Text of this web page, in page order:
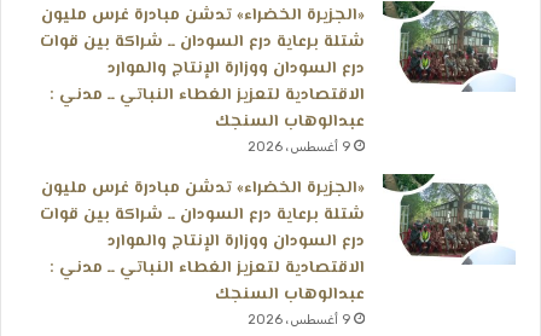
«الجزيرة الخضراء» تدشن مبادرة غرس مليون
شتلة برعاية درع السودان ــ شراكة بين قوات
درع السودان ووزارة الإنتاج والموارد
الاقتصادية لتعزيز الغطاء النباتي ــ مدني :
عبدالوهاب السنجك
9 أغسطس، 2026
«الجزيرة الخضراء» تدشن مبادرة غرس مليون
شتلة برعاية درع السودان ــ شراكة بين قوات
درع السودان ووزارة الإنتاج والموارد
الاقتصادية لتعزيز الغطاء النباتي ــ مدني :
عبدالوهاب السنجك
9 أغسطس، 2026